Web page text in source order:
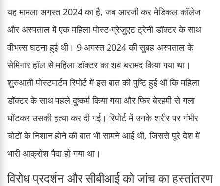
यह मामला अगस्त 2024 का है, जब आरजी कर मेडिकल कॉलेज
और अस्पताल में एक महिला पोस्ट-ग्रेजुएट ट्रेनी डॉक्टर के साथ
वीभत्स घटना हुई थी। 9 अगस्त 2024 की सुबह अस्पताल के
सेमिनार हॉल से महिला डॉक्टर का शव बरामद किया गया था।
शुरुआती पोस्टमार्टम रिपोर्ट में इस बात की पुष्टि हुई थी कि महिला
डॉक्टर के साथ पहले दुष्कर्म किया गया और फिर बेरहमी से गला
घोंटकर उसकी हत्या कर दी गई। रिपोर्ट में उनके शरीर पर गंभीर
चोटों के निशान होने की बात भी सामने आई थी, जिससे पूरे देश में
भारी आक्रोश पैदा हो गया था।
विरोध प्रदर्शन और सीबीआई को जांच का हस्तांतरण